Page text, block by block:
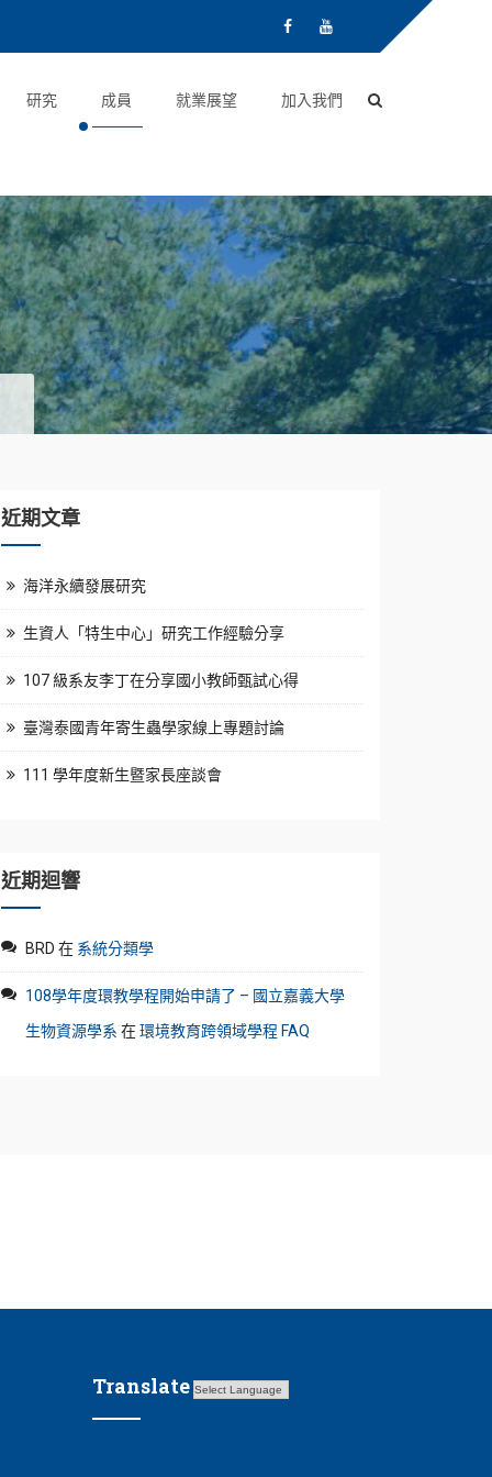
研究 成員 就業展望 加入我們
近期文章
海洋永續發展研究
生資人「特生中心」研究工作經驗分享
107 級系友李丁在分享國小教師甄試心得
臺灣泰國青年寄生蟲學家線上專題討論
111 學年度新生暨家長座談會
近期迴響
BRD 在 系統分類學
108學年度環教學程開始申請了 – 國立嘉義大學
生物資源學系 在環境教育跨領域學程 FAQ
Translate